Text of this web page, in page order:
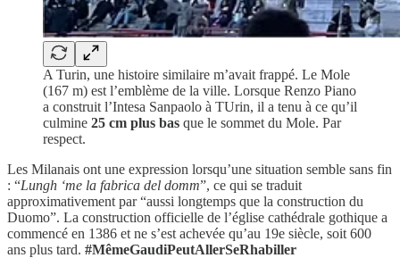
A Turin, une histoire similaire m’avait frappé. Le Mole
(167 m) est l’emblème de la ville. Lorsque Renzo Piano
a construit l’Intesa Sanpaolo à TUrin, il a tenu à ce qu’il
culmine 25 cm plus bas que le sommet du Mole. Par
respect.
Les Milanais ont une expression lorsqu’une situation semble sans fin
: “Lungh ‘me la fabrica del domm”, ce qui se traduit
approximativement par “aussi longtemps que la construction du
Duomo”. La construction officielle de l’église cathédrale gothique a
commencé en 1386 et ne s’est achevée qu’au 19e siècle, soit 600
ans plus tard. #MêmeGaudiPeutAllerSeRhabiller